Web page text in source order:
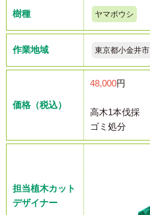
樹種 ヤマボウシ
作業地域 東京都小金井市
価格（税込）
48,000円
高木1本伐採
ゴミ処分
担当植木カット
デザイナー